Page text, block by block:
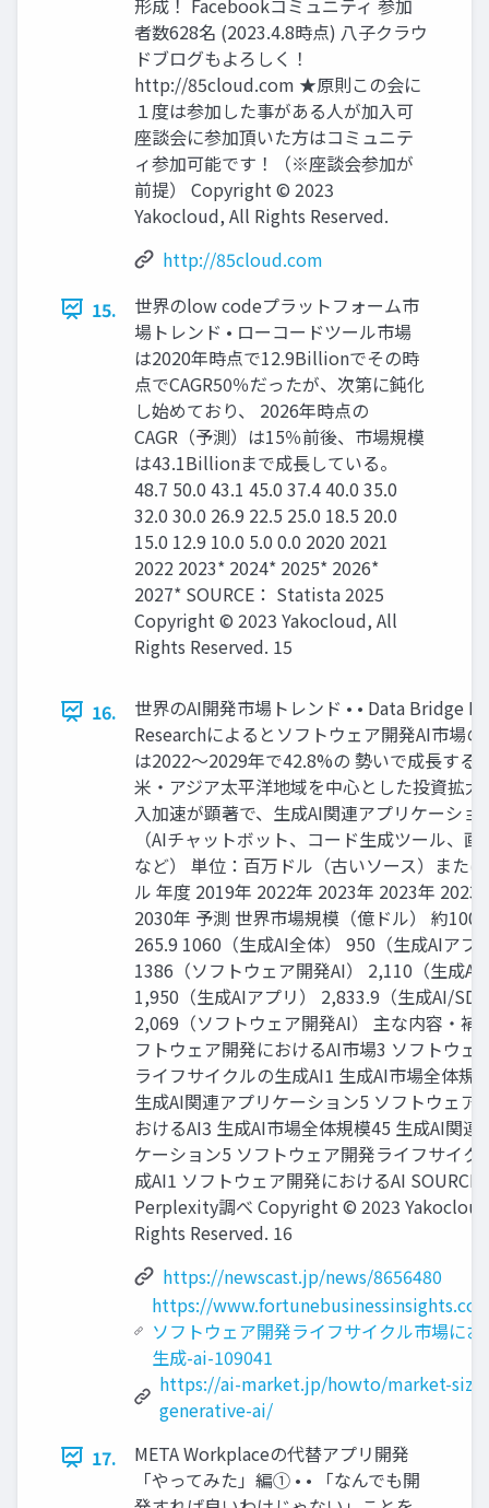
者数628名 (2023.4.8時点) 八子クラウ
ドブログもよろしく！
http://85cloud.com ★原則この会に
１度は参加した事がある人が加入可
座談会に参加頂いた方はコミュニテ
ィ参加可能です！（※座談会参加が
前提） Copyright © 2023
Yakocloud, All Rights Reserved.
http://85cloud.com
15.
世界のlow codeプラットフォーム市
場トレンド • ローコードツール市場
は2020年時点で12.9Billionでその時
点でCAGR50％だったが、次第に鈍化
し始めており、 2026年時点の
CAGR（予測）は15％前後、市場規模
は43.1Billionまで成長している。
48.7 50.0 43.1 45.0 37.4 40.0 35.0
32.0 30.0 26.9 22.5 25.0 18.5 20.0
15.0 12.9 10.0 5.0 0.0 2020 2021
2022 2023* 2024* 2025* 2026*
2027* SOURCE： Statista 2025
Copyright © 2023 Yakocloud, All
Rights Reserved. 15
16.
世界のAI開発市場トレンド • • Data Bridge
Researchによるとソフトウェア開発AI市場の
は2022～2029年で42.8%の 勢いで成長する
米・アジア太平洋地域を中心とした投資拡大
入加速が顕著で、生成AI関連アプリケーショ
（AIチャットボット、コード生成ツール、画
など） 単位：百万ドル（古いソース）また
ル 年度 2019年 2022年 2023年 2023年 2023
2030年 予測 世界市場規模（億ドル） 約100
265.9 1060（生成AI全体） 950（生成AIアプ
1386（ソフトウェア開発AI） 2,110（生成AI
1,950（生成AIアプリ） 2,833.9（生成AI/
2,069（ソフトウェア開発AI） 主な内容・補
フトウェア開発におけるAI市場3 ソフトウェ
ライフサイクルの生成AI1 生成AI市場全体規
生成AI関連アプリケーション5 ソフトウェア
おけるAI3 生成AI市場全体規模45 生成AI関連
ケーション5 ソフトウェア開発ライフサイク
成AI1 ソフトウェア開発におけるAI SOURCE
Perplexity調べ Copyright © 2023
Rights Reserved. 16
https://newscast.jp/news/8656480
https://
ソフトウェア開発ライフサイクル市場にお
生成-ai-109041
https://ai-market.jp/howto/market-
generative-ai/
17.
META Workplaceの代替アプリ開発
「やってみた」編① • • 「なんでも開